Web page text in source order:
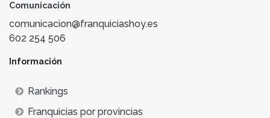
Comunicación
comunicacion@franquiciashoy.es
602 254 506
Información
Rankings
Franquicias por provincias